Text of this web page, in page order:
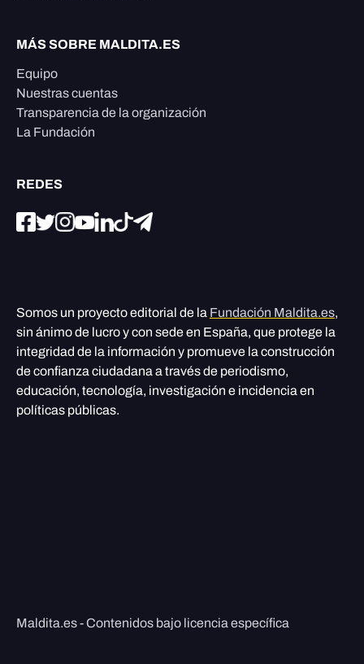
MÁS SOBRE MALDITA.ES
Equipo
Nuestras cuentas
Transparencia de la organización
La Fundación
REDES
Somos un proyecto editorial de la Fundación Maldita.es,
sin ánimo de lucro y con sede en España, que protege la
integridad de la información y promueve la construcción
de confianza ciudadana a través de periodismo,
educación, tecnología, investigación e incidencia en
políticas públicas.
Maldita.es - Contenidos bajo licencia específica